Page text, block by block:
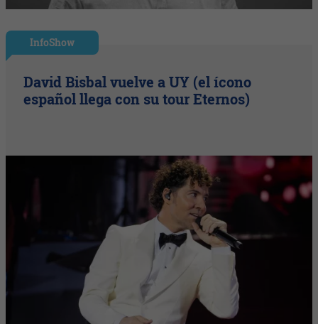
InfoShow
David Bisbal vuelve a UY (el ícono
español llega con su tour Eternos)